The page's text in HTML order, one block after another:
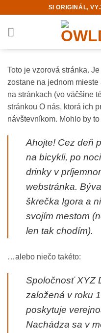
content
SI ORIGINÁL,
Toto je vzorová stránka.
zostane na jednom
na stránkach (vo väčšine
stránkou O nás, ktorá ich
návštevníkom. Mohlo by
Ahojte! Cez deň
na bicykli, po
drinky v
webstránka.
škrečka Igora a
svojím mestom
len tak chodím).
…alebo niečo takéto:
Spoločnosť XYZ
založená v roku
poskytuje
Nachádza sa v